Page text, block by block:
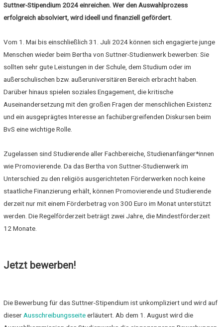
Suttner-Stipendium 2024 einreichen. Wer den Auswahlprozess
erfolgreich absolviert, wird ideell und finanziell gefördert.
Vom 1. Mai bis einschließlich 31. Juli 2024 können sich engagierte junge
Menschen wieder beim Bertha von Suttner-Studienwerk bewerben: Sie
sollten sehr gute Leistungen in der Schule, dem Studium oder im
außerschulischen bzw. außeruniversitären Bereich erbracht haben.
Darüber hinaus spielen soziales Engagement, die kritische
Auseinandersetzung mit den großen Fragen der menschlichen Existenz
und ein ausgeprägtes Interesse an fachübergreifenden Diskursen beim
BvS eine wichtige Rolle.
Zugelassen sind Studierende aller Fachbereiche, Studienanfänger*innen
wie Promovierende. Da das Bertha von Suttner-Studienwerk im
Unterschied zu den religiös ausgerichteten Förderwerken noch keine
staatliche Finanzierung erhält, können Promovierende und Studierende
derzeit nur mit einem Förderbetrag von 300 Euro im Monat unterstützt
werden. Die Regelförderzeit beträgt zwei Jahre, die Mindestförderzeit
12 Monate.
Jetzt bewerben!
Die Bewerbung für das Suttner-Stipendium ist unkompliziert und wird auf
dieserAusschreibungsseiteerläutert. Ab dem 1. August wird die